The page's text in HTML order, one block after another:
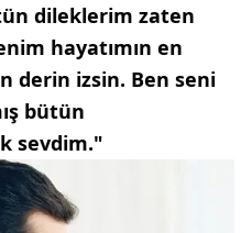
dileklerim zaten
hayatımın en
derin izsin. Ben seni
bütün
sevdim."